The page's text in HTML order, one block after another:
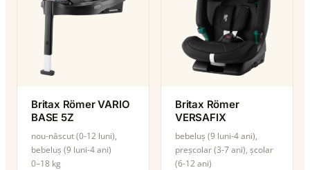
Britax Römer VARIO
BASE 5Z
nou-născut (0-12 luni),
bebeluș (9 luni-4 ani)
0–18 kg
Britax Römer
VERSAFIX
bebeluș (9 luni-4 ani),
preșcolar (3-7 ani), școlar
(6-12 ani)